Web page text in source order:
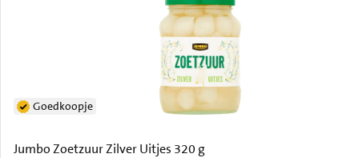
Jumbo Zoetzuur Zilver Uitjes 320 g
Goedkoopje